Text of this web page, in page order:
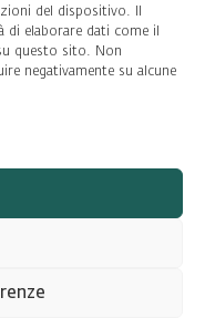
del dispositivo. Il
di elaborare dati come il
questo sito. Non
negativamente su alcune